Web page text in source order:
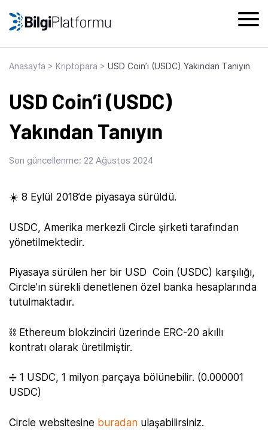
Anasayfa > Kriptopara > USD Coin’i (USDC) Yakından Tanıyın
USD Coin’i (USDC)
Yakından Tanıyın
Son güncellenme: 22 Ağustos 2024
☀️ 8 Eylül 2018’de piyasaya sürüldü.
USDC, Amerika merkezli Circle şirketi tarafından
yönetilmektedir.
Piyasaya sürülen her bir USD Coin (USDC) karşılığı,
Circle’ın sürekli denetlenen özel banka hesaplarında
tutulmaktadır.
⛓ Ethereum blokzinciri üzerinde ERC-20 akıllı
kontratı olarak üretilmiştir.
➗ 1 USDC, 1 milyon parçaya bölünebilir. (0.000001
USDC)
Circle websitesine buradan ulaşabilirsiniz.